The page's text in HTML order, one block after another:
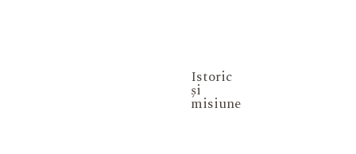
Istoric
și
misiune